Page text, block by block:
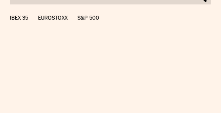
IBEX 35 EUROSTOXX S&P 500